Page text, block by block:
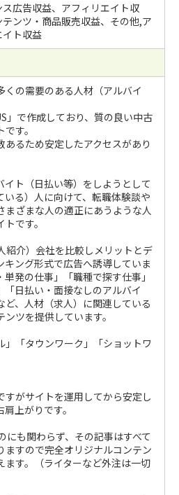
ス広告収益、アフィリエイト収
ンツ・商品販売収益、その他,ア
イト収益
の需要のある人材（アルバイ
」で作成しており、質の良い中古
す。
るため安定したアクセスがあり
ト（日払い等）をしようとして
いる）人に向けて、転職体験談や
まざまな人の適正にあうような人
です。
紹介）会社を比較しメリットとデ
キング形式で広告へ誘導していま
発の仕事」「職種で探す仕事」
「日払い・面接なしのアルバイ
ど、人材（求人）に関連している
ツを提供しています。
「タウンワーク」「ショットワ
すがサイトを運用してから安定し
上がりです。
にも関わらず、その記事はすべて
ますので完全オリジナルコンテン
ます。（ライターなど外注は一切